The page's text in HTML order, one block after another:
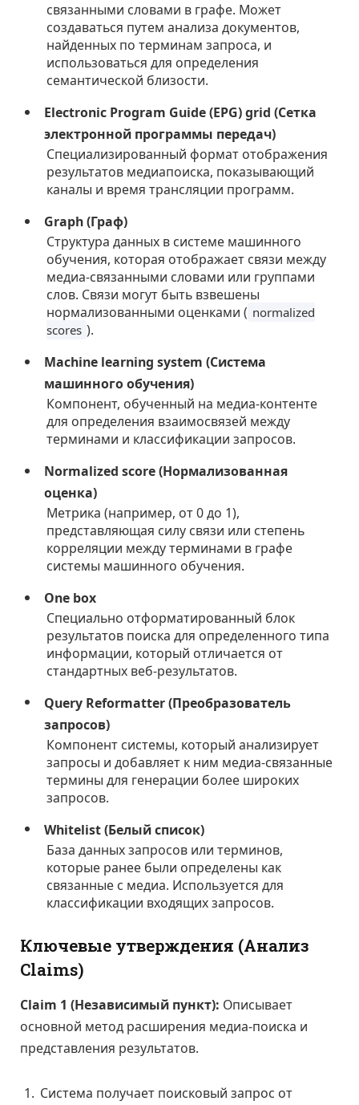
связанными словами в графе. Может
создаваться путем анализа документов,
найденных по терминам запроса, и
использоваться для определения
семантической близости.
Electronic Program Guide (EPG) grid (Сетка
электронной программы передач)
Специализированный формат отображения
результатов медиапоиска, показывающий
каналы и время трансляции программ.
Graph (Граф)
Структура данных в системе машинного
обучения, которая отображает связи между
медиа-связанными словами или группами
слов. Связи могут быть взвешены
нормализованными оценками ( normalized
scores ).
Machine learning system (Система
машинного обучения)
Компонент, обученный на медиа-контенте
для определения взаимосвязей между
терминами и классификации запросов.
Normalized score (Нормализованная
оценка)
Метрика (например, от 0 до 1),
представляющая силу связи или степень
корреляции между терминами в графе
системы машинного обучения.
One box
Специально отформатированный блок
результатов поиска для определенного типа
информации, который отличается от
стандартных веб-результатов.
Query Reformatter (Преобразователь
запросов)
Компонент системы, который анализирует
запросы и добавляет к ним медиа-связанные
термины для генерации более широких
запросов.
Whitelist (Белый список)
База данных запросов или терминов,
которые ранее были определены как
связанные с медиа. Используется для
классификации входящих запросов.
Ключевые утверждения (Анализ
Claims)
Claim 1 (Независимый пункт): Описывает
основной метод расширения медиа-поиска и
представления результатов.
Система получает поисковый запрос от